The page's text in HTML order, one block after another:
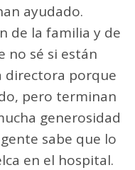
ayudado.
de la familia y de
no sé si están
directora porque
pero terminan
generosidad
sabe que lo
en el hospital.